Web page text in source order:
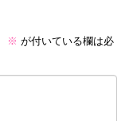
※ が付いている欄は必